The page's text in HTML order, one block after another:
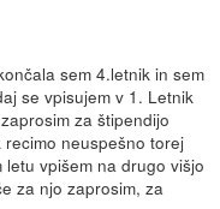
sem 4.letnik in sem
se vpisujem v 1. Letnik
za štipendijo
neuspešno torej
vpišem na drugo višjo
za njo zaprosim, za